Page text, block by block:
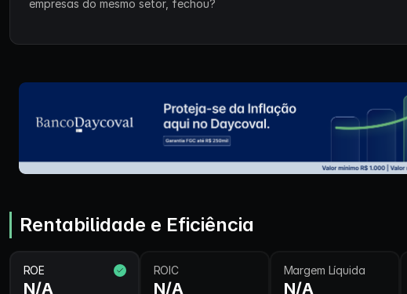
empresas do mesmo setor, fechou?
Rentabilidade e Eficiência
ROE
N/A
ROIC
N/A
Margem Líquida
N/A